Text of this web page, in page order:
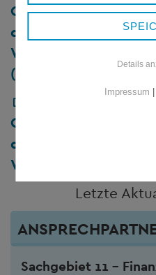
Generalsanierung
der staatl.
Waldkirchen:
(Wärmeversorgung)
245_3.2-2120-01
Generalsanierung
der staatl.
Waldkirchen:
Letzte
Sachgebiet 11 -
Details
Impressum